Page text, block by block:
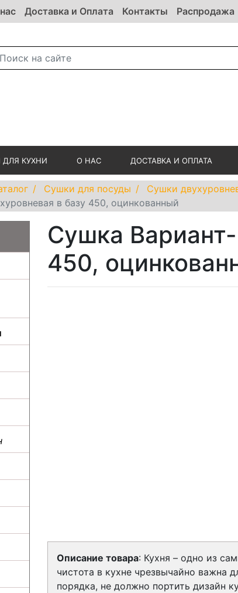
Доставка и Оплата Контакты Распродажа
ДЛЯ КУХНИ О НАС ДОСТАВКА И ОПЛАТА
Сушки для посуды
Сушки
в базу 450, оцинкованный
Сушка
450,
Описание товара: Кухня – одно из
чистота в кухне чрезвычайно важна
порядка, не должно портить дизайн